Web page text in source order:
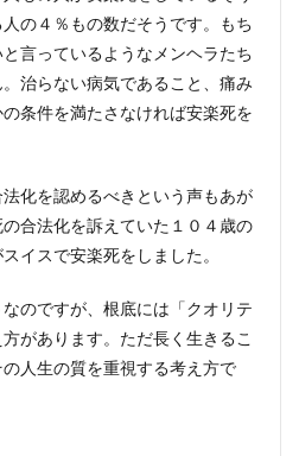
の４％もの数だそうです。もち
言っているようなメンヘラたち
治らない病気であること、痛み
条件を満たさなければ安楽死を
化を認めるべきという声もあが
合法化を訴えていた１０４歳の
イスで安楽死をしました。
のですが、根底には「クオリテ
があります。ただ長く生きるこ
人生の質を重視する考え方で